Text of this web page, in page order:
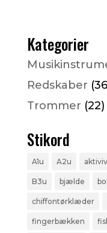
Kategorier
Redskaber
Trommer (22)
Stikord
A1u A2u
B3u bjælde
chiffontørklæder
fingerbækken